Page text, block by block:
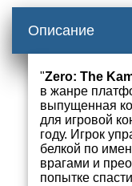
Описание
"Zero: The
в жанре
выпущенная
для игровой
году. Игрок
белкой по
врагами и
попытке